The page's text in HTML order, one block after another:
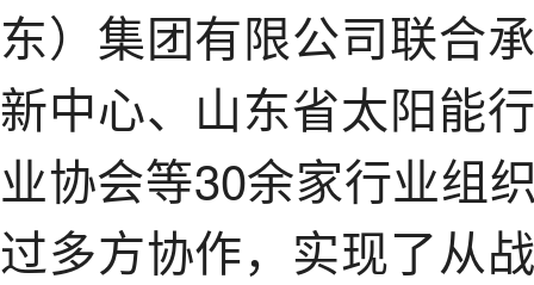
东）集团有限公司联合
新中心、山东省太阳能
业协会等30余家行业组
过多方协作，实现了从